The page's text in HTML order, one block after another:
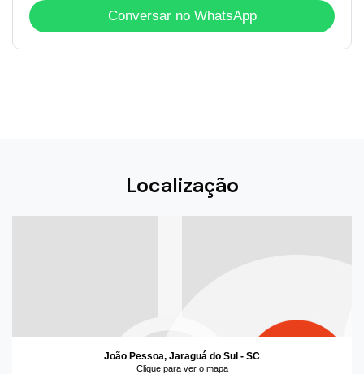
Conversar no WhatsApp
Localização
João Pessoa, Jaraguá do Sul - SC
Clique para ver o mapa